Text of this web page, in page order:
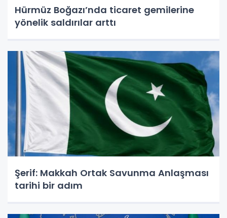
Hürmüz Boğazı’nda ticaret gemilerine
yönelik saldırılar arttı
Şerif: Makkah Ortak Savunma Anlaşması
tarihi bir adım